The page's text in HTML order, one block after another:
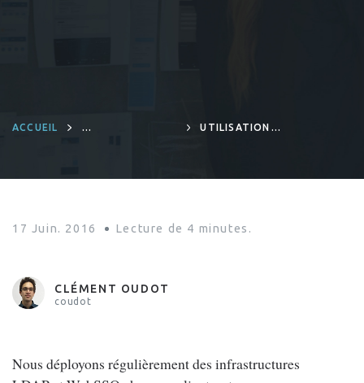
ACCUEIL
UTILISATION
LDAP ET HTTP
17 Juin. 2016 Lecture de 4 minutes.
CLÉMENT OUDOT
coudot
Nous déployons régulièrement des infrastructures